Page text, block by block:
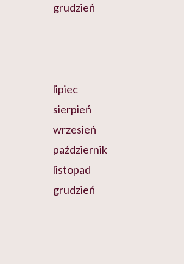
grudzień
lipiec
sierpień
wrzesień
październik
listopad
grudzień